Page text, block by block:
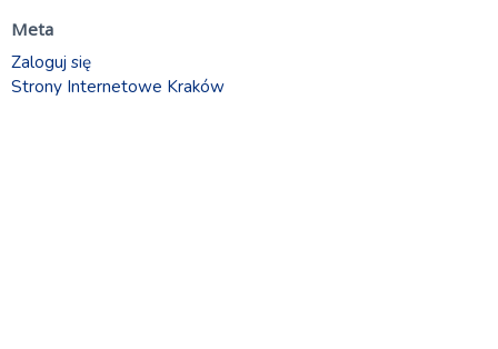
Meta
Zaloguj się
Strony Internetowe Kraków